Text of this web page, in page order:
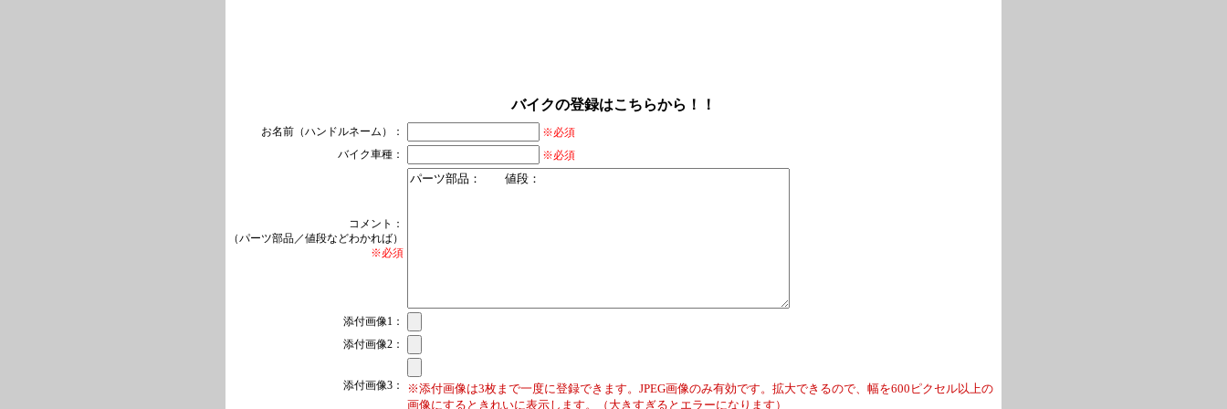
バイクの登録はこちらから！！
お名前（ハンドルネーム）：
※必須
バイク車種：
※必須
コメント：
（パーツ部品／値段などわかれば）
※必須
添付画像1：
添付画像2：
添付画像3：
※添付画像は3枚まで一度に登録できます。JPEG画像のみ有効です。拡大できるので、幅を600ピクセル以上の
画像にするときれいに表示します。（大きすぎるとエラーになります）